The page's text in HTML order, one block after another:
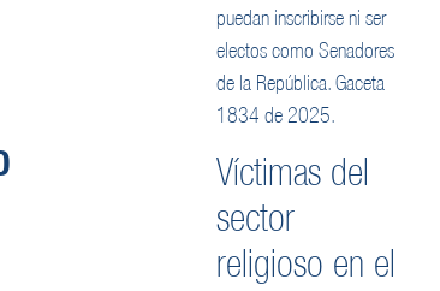
puedan inscribirse ni ser
electos como Senadores
de la República. Gaceta
1834 de 2025.
Víctimas del
sector
religioso en el